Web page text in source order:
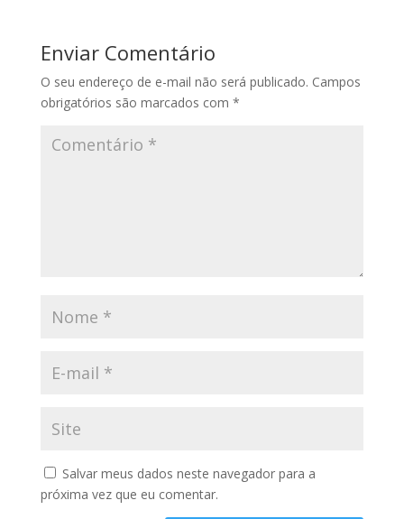
Enviar Comentário
O seu endereço de e-mail não será publicado. Campos
obrigatórios são marcados com *
Salvar meus dados neste navegador para a
próxima vez que eu comentar.